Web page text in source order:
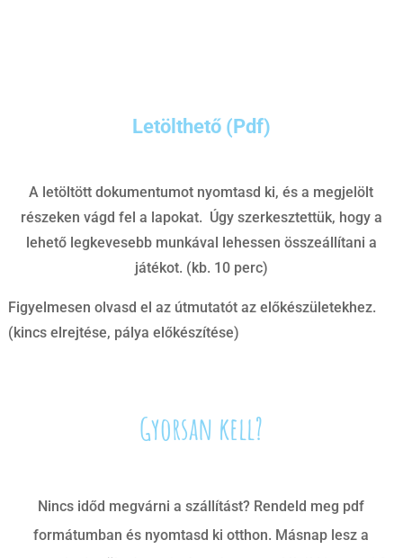
Letölthető (Pdf)
A letöltött dokumentumot nyomtasd ki, és a megjelölt
részeken vágd fel a lapokat. Úgy szerkesztettük, hogy a
lehető legkevesebb munkával lehessen összeállítani a
játékot. (kb. 10 perc)
Figyelmesen olvasd el az útmutatót az előkészületekhez.
(kincs elrejtése, pálya előkészítése)
Gyorsan kell?
Nincs időd megvárni a szállítást? Rendeld meg pdf
formátumban és nyomtasd ki otthon. Másnap lesz a